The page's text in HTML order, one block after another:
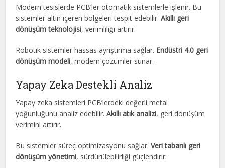
Modern tesislerde PCB’ler otomatik sistemlerle işlenir. Bu
sistemler altın içeren bölgeleri tespit edebilir.Akıllı geri
dönüşüm teknolojisi, verimliliği artırır.
Robotik sistemler hassas ayrıştırma sağlar. Endüstri 4.0 geri
dönüşüm modeli, modern çözümler sunar.
Yapay Zeka Destekli Analiz
Yapay zeka sistemleri PCB’lerdeki değerli metal
yoğunluğunu analiz edebilir.Akıllı atık analizi, geri dönüşüm
verimini artırır.
Bu sistemler süreç optimizasyonu sağlar.Veri tabanlı geri
dönüşüm yönetimi, sürdürülebilirliği güçlendirir.